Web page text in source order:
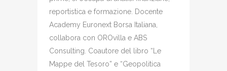
reportistica e formazione. Docente
Academy Euronext Borsa Italiana,
collabora con OROvilla e ABS
Consulting. Coautore del libro “Le
Mappe del Tesoro” e “Geopolitica